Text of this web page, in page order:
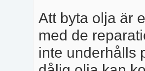
Att byta olja är
med de
inte underhålls